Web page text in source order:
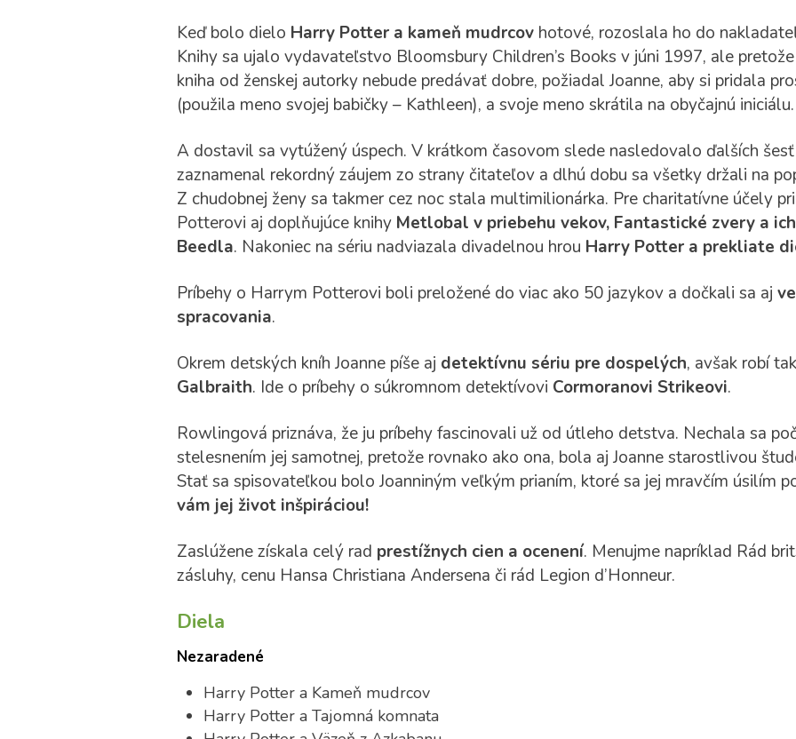
Keď bolo dielo Harry Potter a kameň mudrcovhotové, rozoslala ho do
Knihy sa ujalo vydavateľstvo Bloomsbury Children’s Books v júni 1997, ale
kniha od ženskej autorky nebude predávať dobre, požiadal Joanne, aby si pridala
(použila meno svojej babičky – Kathleen), a svoje meno skrátila na obyčajnú
A dostavil sa vytúžený úspech. V krátkom časovom slede nasledovalo ďalších
zaznamenal rekordný záujem zo strany čitateľov a dlhú dobu sa všetky držali na
Z chudobnej ženy sa takmer cez noc stala multimilionárka. Pre charitatívne účely
Potterovi aj doplňujúce knihy Metlobal v priebehu vekov, Fantastické zvery a
Beedla. Nakoniec na sériu nadviazala divadelnou hrou Harry Potter a prekliate
Príbehy o Harrym Potterovi boli preložené do viac ako 50 jazykov a dočkali sa aj
spracovania.
Okrem detských kníh Joanne píše aj detektívnu sériu pre dospelých, avšak robí
Galbraith. Ide o príbehy o súkromnom detektívovi Cormoranovi Strikeovi.
Rowlingová priznáva, že ju príbehy fascinovali už od útleho detstva. Nechala sa
stelesnením jej samotnej, pretože rovnako ako ona, bola aj Joanne starostlivou
Stať sa spisovateľkou bolo Joanniným veľkým prianím, ktoré sa jej mravčím úsilím
vám jej život inšpiráciou!
Zaslúžene získala celý rad prestížnych cien a ocenení. Menujme napríklad Rád
zásluhy, cenu Hansa Christiana Andersena či rád Legion d’Honneur.
Diela
Nezaradené
Harry Potter a Kameň mudrcov
Harry Potter a Tajomná komnata